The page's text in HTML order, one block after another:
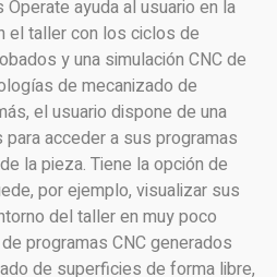
ayuda al usuario en la
el taller con los ciclos de
y una simulación CNC de
de mecanizado de
el usuario dispone de una
acceder a sus programas
la pieza. Tiene la opción de
por ejemplo, visualizar sus
del taller en muy poco
programas CNC generados
de superficies de forma libre,